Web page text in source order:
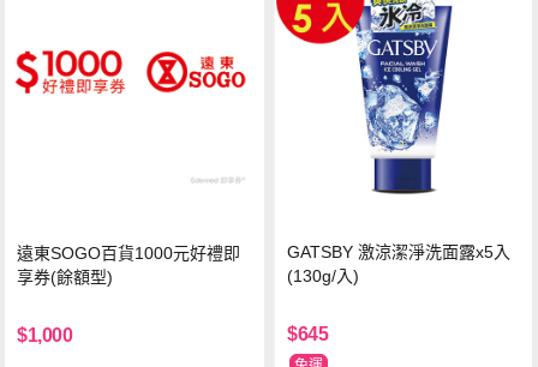
遠東SOGO百貨1000元好禮即
享券(餘額型)
$1,000
GATSBY 激涼潔淨洗面露x5入
(130g/入)
$645